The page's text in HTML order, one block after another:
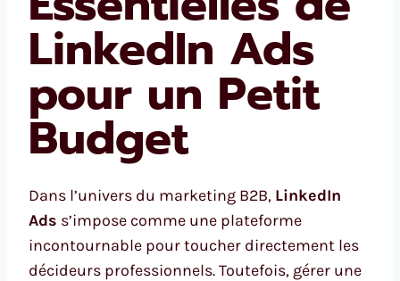
LinkedIn Ads
pour un Petit
Budget
Dans l’univers du marketing B2B, LinkedIn
Ads s’impose comme une plateforme
incontournable pour toucher directement les
décideurs professionnels. Toutefois, gérer une